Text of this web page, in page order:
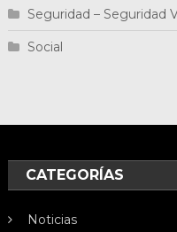
Seguridad – Seguridad
Social
CATEGORÍAS
Noticias